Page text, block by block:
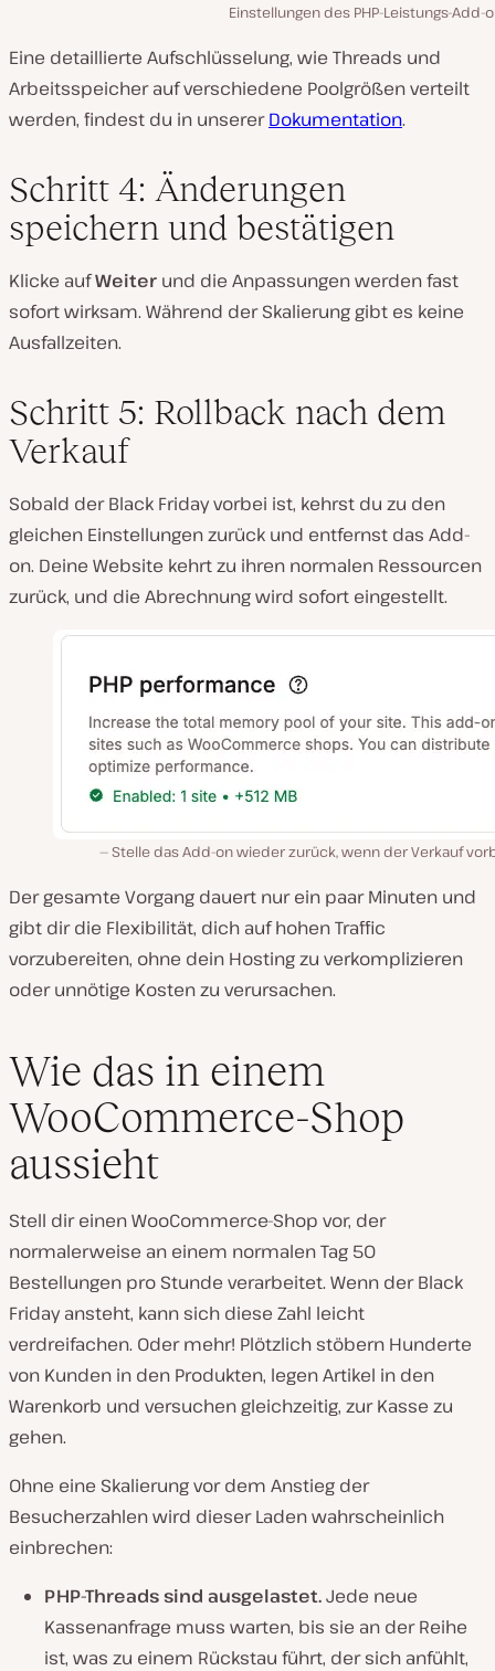
Einstellungen des PHP-Leistungs-Add-
Eine detaillierte Aufschlüsselung, wie Threads und
Arbeitsspeicher auf verschiedene Poolgrößen verteilt
werden, findest du in unsererDokumentation.
Schritt 4: Änderungen
speichern und bestätigen
Klicke aufWeiter und die Anpassungen werden fast
sofort wirksam. Während der Skalierung gibt es keine
Ausfallzeiten.
Schritt 5: Rollback nach dem
Verkauf
Sobald der Black Friday vorbei ist, kehrst du zu den
gleichen Einstellungen zurück und entfernst das Add-
on. Deine Website kehrt zu ihren normalen Ressourcen
zurück, und die Abrechnung wird sofort eingestellt.
Stelle das Add-on wieder zurück, wenn der Verkauf
Der gesamte Vorgang dauert nur ein paar Minuten und
gibt dir die Flexibilität, dich auf hohen Traffic
vorzubereiten, ohne dein Hosting zu verkomplizieren
oder unnötige Kosten zu verursachen.
Wie das in einem
WooCommerce-Shop
aussieht
Stell dir einen WooCommerce-Shop vor, der
normalerweise an einem normalen Tag 50
Bestellungen pro Stunde verarbeitet. Wenn der Black
Friday ansteht, kann sich diese Zahl leicht
verdreifachen. Oder mehr! Plötzlich stöbern Hunderte
von Kunden in den Produkten, legen Artikel in den
Warenkorb und versuchen gleichzeitig, zur Kasse zu
gehen.
Ohne eine Skalierung vor dem Anstieg der
Besucherzahlen wird dieser Laden wahrscheinlich
einbrechen:
PHP-Threads sind ausgelastet.Jede neue
Kassenanfrage muss warten, bis sie an der Reihe
ist, was zu einem Rückstau führt, der sich anfühlt,